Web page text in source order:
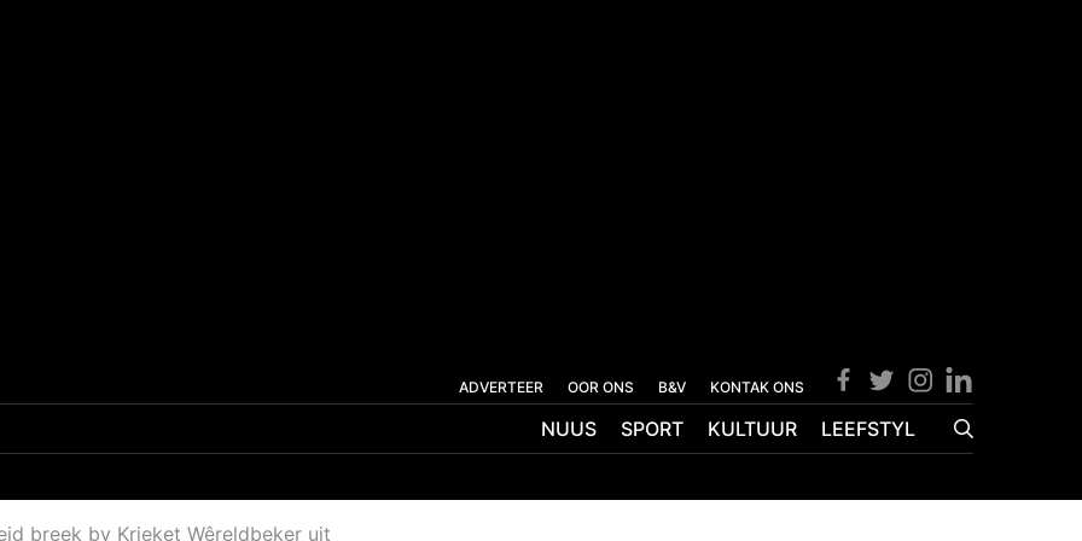
ADVERTEER OOR ONS B&V KONTAK ONS
NUUS SPORT KULTUUR LEEFSTYL
breek by Krieket Wêreldbeker uit